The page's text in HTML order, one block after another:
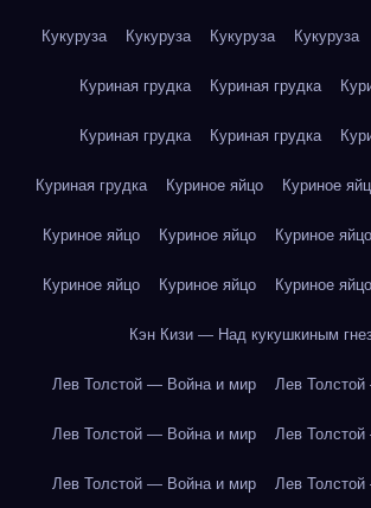
Кукуруза Кукуруза Кукуруза Кукуруза
Куриная грудка Куриная грудка
Куриная грудка Куриная грудка
Куриная грудка Куриное яйцо Куриное
Куриное яйцо Куриное яйцо Куриное яйцо
Куриное яйцо Куриное яйцо Куриное яйцо
Кэн Кизи — Над кукушкиным
Лев Толстой — Война и мир Лев
Лев Толстой — Война и мир Лев
Лев Толстой — Война и мир Лев